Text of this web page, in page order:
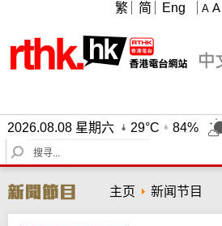
A A
繁 简 Eng
2026.08.08 星期六 29°C
84%
S
e
r
c
主页 新闻节目